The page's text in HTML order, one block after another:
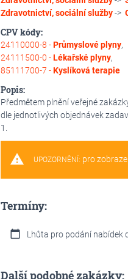
Zdravotnictví, sociální služby->
CPV kódy:
24110000-8 -Průmyslové plyny,
24111500-0 -Lékařské plyny,
85111700-7 -Kyslíková terapie
Popis:
Předmětem plnění veřejné
dle jednotlivých objednávek
1.
warning UPOZORNĚNÍ: pro
Termíny:
calendar_today Lhůta pro podání nabídek
Další podobné zakázky: